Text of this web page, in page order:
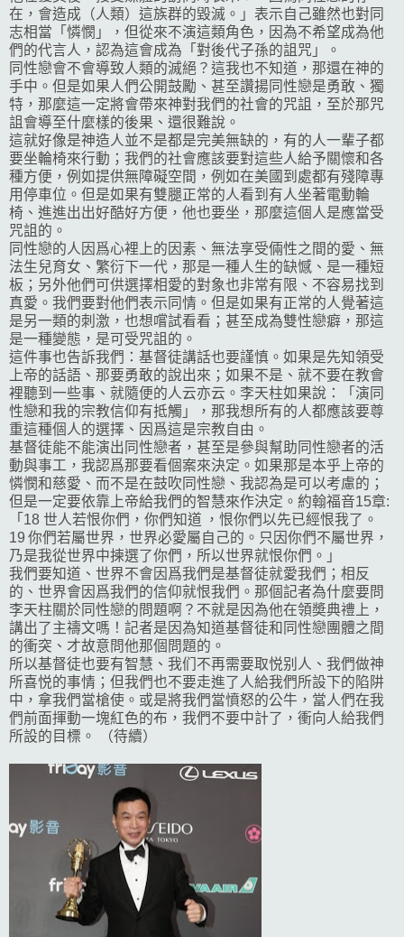
在，會造成（人類）這族群的毀滅。」表示自己雖然也對同
志相當「憐憫」，但從來不演這類角色，因為不希望成為他
們的代言人，認為這會成為「對後代子孫的詛咒」。
同性戀會不會導致人類的滅絕？這我也不知道，那還在神的
手中。但是如果人們公開鼓勵、甚至讚揚同性戀是勇敢、獨
特，那麼這一定將會帶來神對我們的社會的咒詛，至於那咒
詛會導至什麼樣的後果、還很難說。
這就好像是神造人並不是都是完美無缺的，有的人一輩子都
要坐輪椅來行動；我們的社會應該要對這些人給予關懷和各
種方便，例如提供無障礙空間，例如在美國到處都有殘障專
用停車位。但是如果有雙腿正常的人看到有人坐著電動輪
椅、進進出出好酷好方便，他也要坐，那麼這個人是應當受
咒詛的。
同性戀的人因爲心裡上的因素、無法享受倆性之間的愛、無
法生兒育女、繁衍下一代，那是一種人生的缺憾、是一種短
板；另外他們可供選擇相愛的對象也非常有限、不容易找到
真愛。我們要對他們表示同情。但是如果有正常的人覺著這
是另一類的刺激，也想嚐試看看；甚至成為雙性戀癖，那這
是一種變態，是可受咒詛的。
這件事也告訴我們：基督徒講話也要謹慎。如果是先知領受
上帝的話語、那要勇敢的說出來；如果不是、就不要在教會
裡聽到一些事、就隨便的人云亦云。李天柱如果說：「演同
性戀和我的宗教信仰有抵觸」，那我想所有的人都應該要尊
重這種個人的選擇、因爲這是宗教自由。
基督徒能不能演出同性戀者，甚至是參與幫助同性戀者的活
動與事工，我認爲那要看個案來決定。如果那是本乎上帝的
憐憫和慈愛、而不是在鼓吹同性戀、我認為是可以考慮的；
但是一定要依靠上帝給我們的智慧來作決定。約翰福音15章:
「18 世人若恨你們，你們知道 ，恨你們以先已經恨我了。
19 你們若屬世界，世界必愛屬自己的。只因你們不屬世界，
乃是我從世界中揀選了你們，所以世界就恨你們。」
我們要知道、世界不會因爲我們是基督徒就愛我們；相反
的、世界會因爲我們的信仰就恨我們。那個記者為什麼要問
李天柱關於同性戀的問題啊？不就是因為他在領奬典禮上，
講出了主禱文嗎！記者是因為知道基督徒和同性戀團體之間
的衝突、才故意問他那個問題的。
所以基督徒也要有智慧、我们不再需要取悦别人、我們做神
所喜悦的事情；但我們也不要走進了人給我們所設下的陷阱
中，拿我們當槍使。或是將我們當憤怒的公牛，當人們在我
們前面揮動一塊紅色的布，我們不要中計了，衝向人給我們
所設的目標。 （待續）